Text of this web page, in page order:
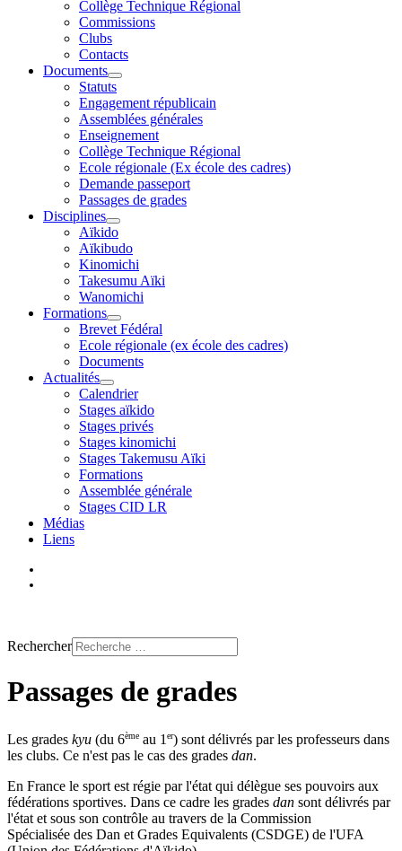
Collège Technique Régional
Commissions
Clubs
Contacts
Documents
Statuts
Engagement républicain
Assemblées générales
Enseignement
Collège Technique Régional
Ecole régionale (Ex école des cadres)
Demande passeport
Passages de grades
Disciplines
Aïkido
Aïkibudo
Kinomichi
Takesumu Aïki
Wanomichi
Formations
Brevet Fédéral
Ecole régionale (ex école des cadres)
Documents
Actualités
Calendrier
Stages aïkido
Stages privés
Stages kinomichi
Stages Takemusu Aïki
Formations
Assemblée générale
Stages CID LR
Médias
Liens
Rechercher
Passages de grades
Les grades kyu (du 6ème au 1 er) sont délivrés par les professeurs dans
les clubs. Ce n'est pas le cas des grades dan.
En France le sport est régie par l'état qui délègue ses pouvoirs aux
fédérations sportives. Dans ce cadre les grades dan sont délivrés par
l'état et sous son contrôle au travers de la Commission
Spécialisée des Dan et Grades Equivalents (CSDGE) de l'UFA